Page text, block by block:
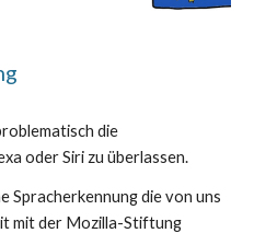
die
oder Siri zu überlassen.
Spracherkennung die von uns
mit der Mozilla-Stiftung